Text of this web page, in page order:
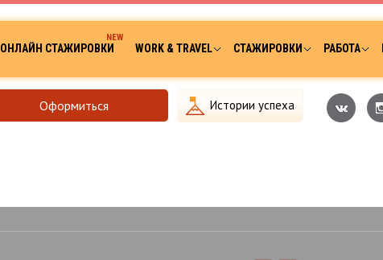
ОНЛАЙН СТАЖИРОВКИ WORK & TRAVEL СТАЖИРОВКИ РАБОТА
Оформиться Истории успеха